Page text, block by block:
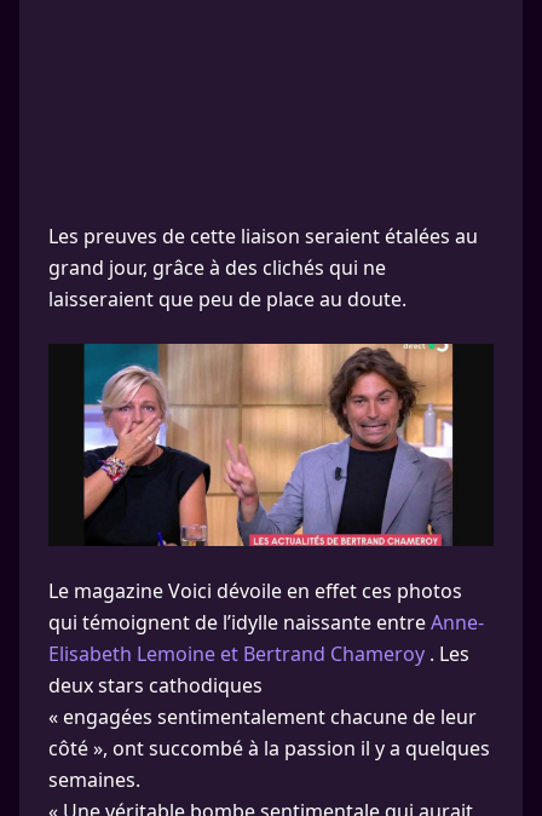
Les preuves de cette liaison seraient étalées au
grand jour, grâce à des clichés qui ne
laisseraient que peu de place au doute.
Le magazine Voici dévoile en effet ces photos
qui témoignent de l’idylle naissante entreAnne-
Elisabeth Lemoine et Bertrand Chameroy . Les
deux stars cathodiques
« engagées sentimentalement chacune de leur
côté », ont succombé à la passion il y a quelques
semaines.